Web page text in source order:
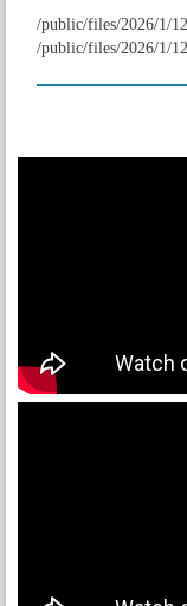
/public/files/2026/1/
/public/files/2026/1/